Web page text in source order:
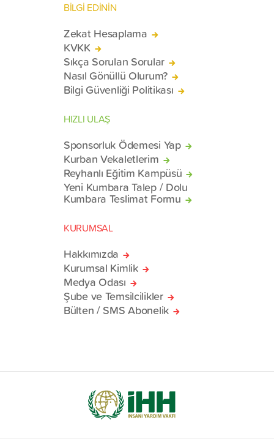
BİLGİ EDİNİN
Zekat Hesaplama
KVKK
Sıkça Sorulan Sorular
Nasıl Gönüllü Olurum?
Bilgi Güvenliği Politikası
HIZLI ULAŞ
Sponsorluk Ödemesi Yap
Kurban Vekaletlerim
Reyhanlı Eğitim Kampüsü
Yeni Kumbara Talep / Dolu
Kumbara Teslimat Formu
KURUMSAL
Hakkımızda
Kurumsal Kimlik
Medya Odası
Şube ve Temsilcilikler
Bülten / SMS Abonelik